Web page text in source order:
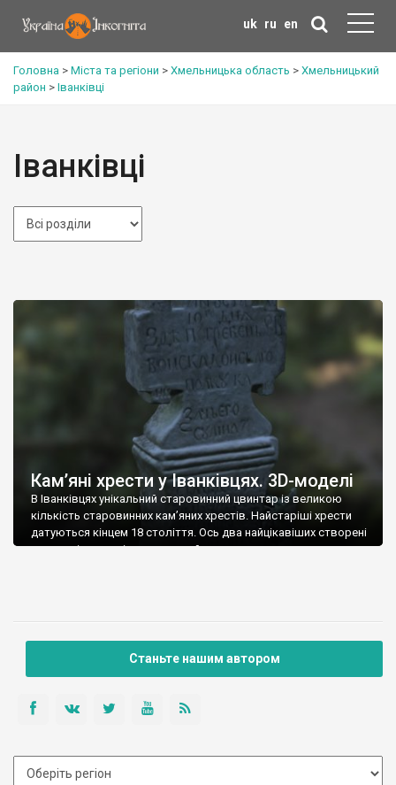
uk ru en
Головна > Міста та регіони > Хмельницька область > Хмельницький
район > Іванківці
Іванківці
Кам’яні хрести у Іванківцях. 3D-моделі
В Іванківцях унікальний старовинний цвинтар із великою
кількість старовинних кам’яних хрестів. Найстаріші хрести
датуються кінцем 18 століття. Ось два найцікавіших створені
у вигляді тривимірних моделей.
Станьте нашим автором